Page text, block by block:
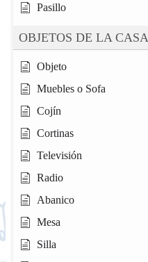
Pasillo
OBJETOS DE LA CASA
Objeto
Muebles o Sofa
Cojín
Cortinas
Televisión
Radio
Abanico
Mesa
Silla